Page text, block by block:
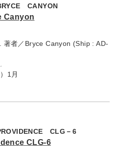
CANYON
Canyon
者／Bryce Canyon (Ship : AD-
1月
CLG－6
CLG-6